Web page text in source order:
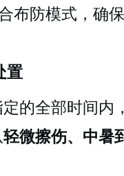
布防模式，确
置
定的全部时间内
轻微擦伤、中暑